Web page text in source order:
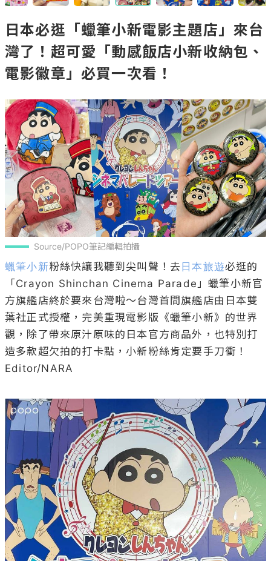
日本必逛「蠟筆小新電影主題店」來台
灣了！超可愛「動感飯店小新收納包、
電影徽章」必買一次看！
Source/POPO筆記編輯拍攝
蠟筆小新粉絲快讓我聽到尖叫聲！去日本旅遊必逛的
「Crayon Shinchan Cinema Parade」蠟筆小新官
方旗艦店終於要來台灣啦～台灣首間旗艦店由日本雙
葉社正式授權，完美重現電影版《蠟筆小新》的世界
觀，除了帶來原汁原味的日本官方商品外，也特別打
造多款超欠拍的打卡點，小新粉絲肯定要手刀衝！
Editor/NARA